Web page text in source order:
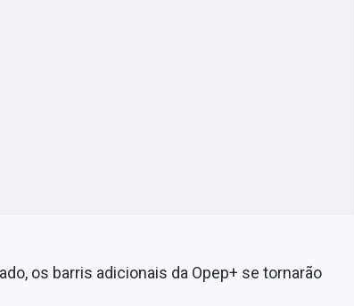
os barris adicionais da Opep+ se tornarão